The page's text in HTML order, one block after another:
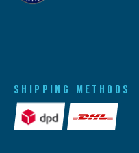
SHIPPING METHODS